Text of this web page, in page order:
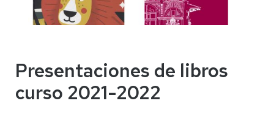
Presentaciones de libros
curso 2021-2022